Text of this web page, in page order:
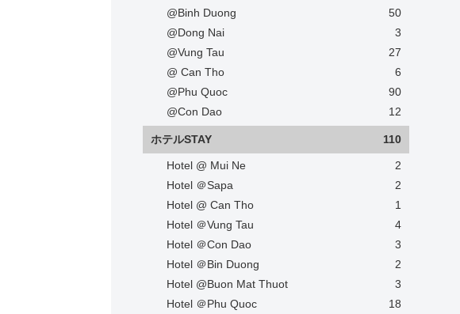
@Binh Duong
50
@Dong Nai
3
@Vung Tau
27
@ Can Tho
6
@Phu Quoc
90
@Con Dao
12
ホテルSTAY 110
Hotel @ Mui Ne
2
Hotel ＠Sapa
2
Hotel @ Can Tho
1
Hotel ＠Vung Tau
4
Hotel ＠Con Dao
3
Hotel ＠Bin Duong
2
Hotel @Buon Mat Thuot
3
Hotel ＠Phu Quoc
18